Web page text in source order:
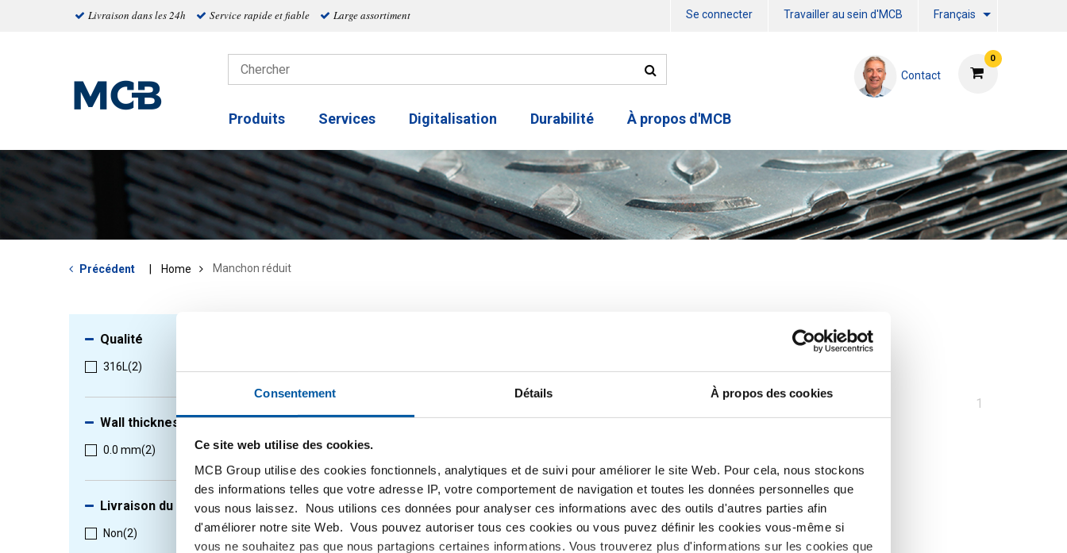
Consentement Détails À propos des cookies
Ce site web utilise des cookies.
MCB Group utilise des cookies fonctionnels, analytiques et de suivi pour améliorer le site Web. Pour cela, nous stockons
des informations telles que votre adresse IP, votre comportement de navigation et toutes les données personnelles que
vous nous laissez. Nous utilions ces données pour analyser ces informations avec des outils d'autres parties afin
d'améliorer notre site Web. Vous pouvez autoriser tous ces cookies ou vous puvez définir les cookies vous-même si
vous ne souhaitez pas que nous partagions certaines informations. Vous trouverez plus d'informations sur les cookies que
Livraison dans les 24h Service rapide et fiable Large assortiment Se connecter Travailler au sein d'MCB Français
0
Contact
Produits Services Digitalisation Durabilité À propos d'MCB
Précédent Home Manchon réduit
Qualité
316L(2)
Wall thickness
0.0 mm(2)
Livraison du reste
Non(2)
Vous
1